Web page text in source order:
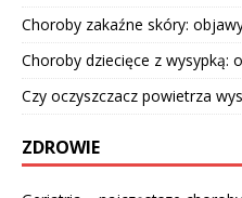
Choroby zakaźne skóry:
Choroby dziecięce z wysypką:
Czy oczyszczacz powietrza
ZDROWIE